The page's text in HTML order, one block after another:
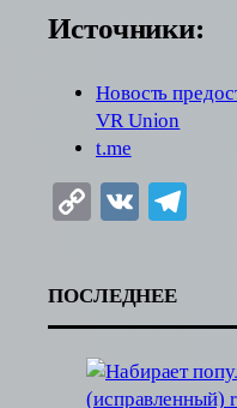
Источники:
Новость
VR Union
t.me
Copy
VK
ПОСЛЕДНЕЕ